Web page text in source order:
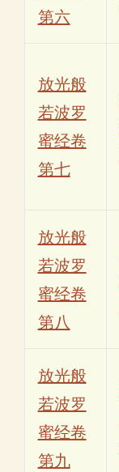
第六
放光般
若波罗
蜜经卷
第七
放光般
若波罗
蜜经卷
第八
放光般
若波罗
蜜经卷
第九